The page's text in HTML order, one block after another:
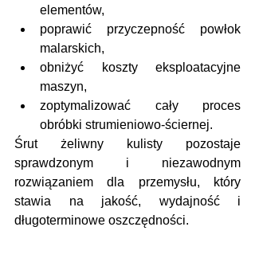
elementów,
poprawić przyczepność powłok
malarskich,
obniżyć koszty eksploatacyjne
maszyn,
zoptymalizować cały proces
obróbki strumieniowo-ściernej.
Śrut żeliwny kulisty pozostaje
sprawdzonym i niezawodnym
rozwiązaniem dla przemysłu, który
stawia na jakość, wydajność i
długoterminowe oszczędności.